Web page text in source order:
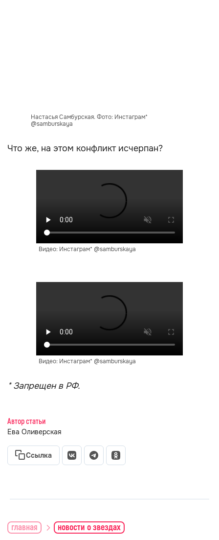
Настасья Самбурская. Фото: Инстаграм*
@samburskaya
Что же, на этом конфликт исчерпан?
Видео: Инстаграм* @samburskaya
Видео: Инстаграм* @samburskaya
* Запрещен в РФ.
Автор статьи
Ева Оливерская
Ссылка
главная новости о звездах